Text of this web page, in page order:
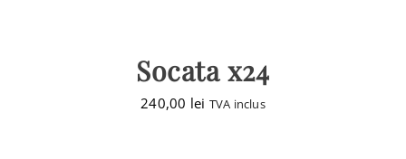
Socata x24
240,00 lei TVA inclus